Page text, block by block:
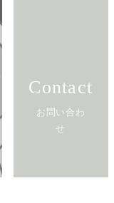
Contact
お問い合わ
せ